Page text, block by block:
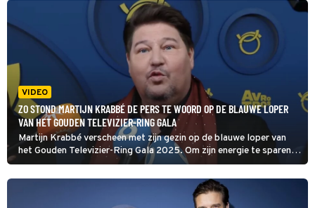
VIDEO
ZO STOND MARTIJN KRABBÉ DE PERS TE WOORD OP DE BLAUWE LOPER
VAN HET GOUDEN TELEVIZIER-RING GALA
Martijn Krabbé verscheen met zijn gezin op de blauwe loper van
het Gouden Televizier-Ring Gala 2025. Om zijn energie te sparen
voor de avond waarop hij de Televizier-Ring Presentator in
ontvangst mocht nemen, gaf hij geen interviews. Wel stond hij de